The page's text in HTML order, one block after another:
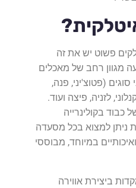
פשוט יש את זה
מגוון רחב של מאכלים
סוגים (פטוצ'יני, פנה,
לזניה, פיצה ועוד.
כבוד בקולינרייה
ניתן למצוא בכל מסעדה
במיוחד, מבוססי
ביצירת אווירה